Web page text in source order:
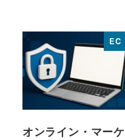
EC
オンライン・マーケ